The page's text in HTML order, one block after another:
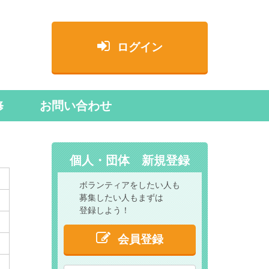
ログイン
お問い合わせ
個人・団体 新規登録
ボランティアをしたい人も
募集したい人もまずは
登録しよう！
会員登録